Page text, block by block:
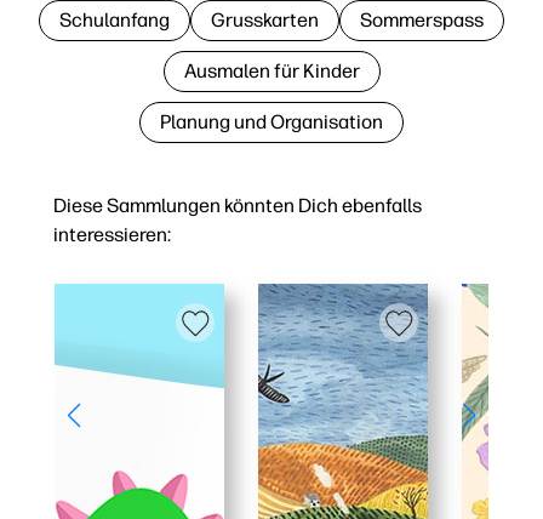
Diese Sammlungen könnten Dich ebenfalls
interessieren:
Schulanfang Grusskarten Sommerspass
Ausmalen für Kinder
Planung und Organisation